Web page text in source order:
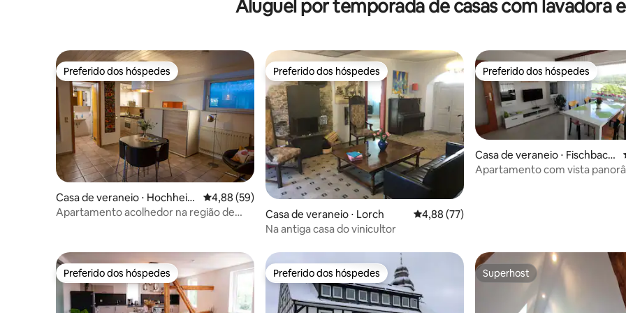
Aluguel por temporada de casas com lavadora
Preferido dos hóspedes
Preferido dos hóspedes
Casa de veraneio ⋅ Hochheim
am Main
4,88 de uma avaliação média de 5, 59 avaliações
4,88 (59)
Apartamento acolhedor na região de
Preferido dos hóspedes
Preferido dos hóspedes
Casa de veraneio ⋅ Lorch 4,88 de uma avaliação média de 5, 77
4,88 (77)
Na antiga casa do vinicultor
Preferido dos hóspedes
Preferido dos hóspedes
Casa de veraneio ⋅ Fischbach
tal
Apartamento com vista
Preferido dos hóspedes
Preferido dos hóspedes Preferido dos hóspedes
Preferido dos hóspedes Superhost
Superhost